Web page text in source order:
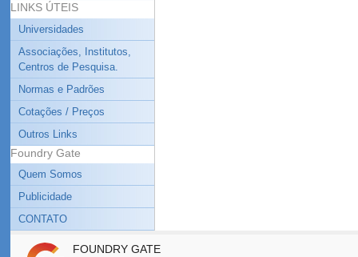
LINKS ÚTEIS
Universidades
Associações, Institutos,
Centros de Pesquisa.
Normas e Padrões
Cotações / Preços
Outros Links
Foundry Gate
Quem Somos
Publicidade
CONTATO
FOUNDRY GATE